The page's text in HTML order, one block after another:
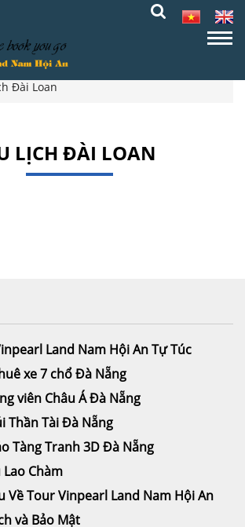
Đài Loan
LỊCH ĐÀI LOAN
Land Nam Hội An Tự Túc
xe 7 chổ Đà Nẵng
viên Châu Á Đà Nẵng
Thần Tài Đà Nẵng
Tàng Tranh 3D Đà Nẵng
Lao Chàm
Về Tour Vinpearl Land Nam Hội An
và Bảo Mật